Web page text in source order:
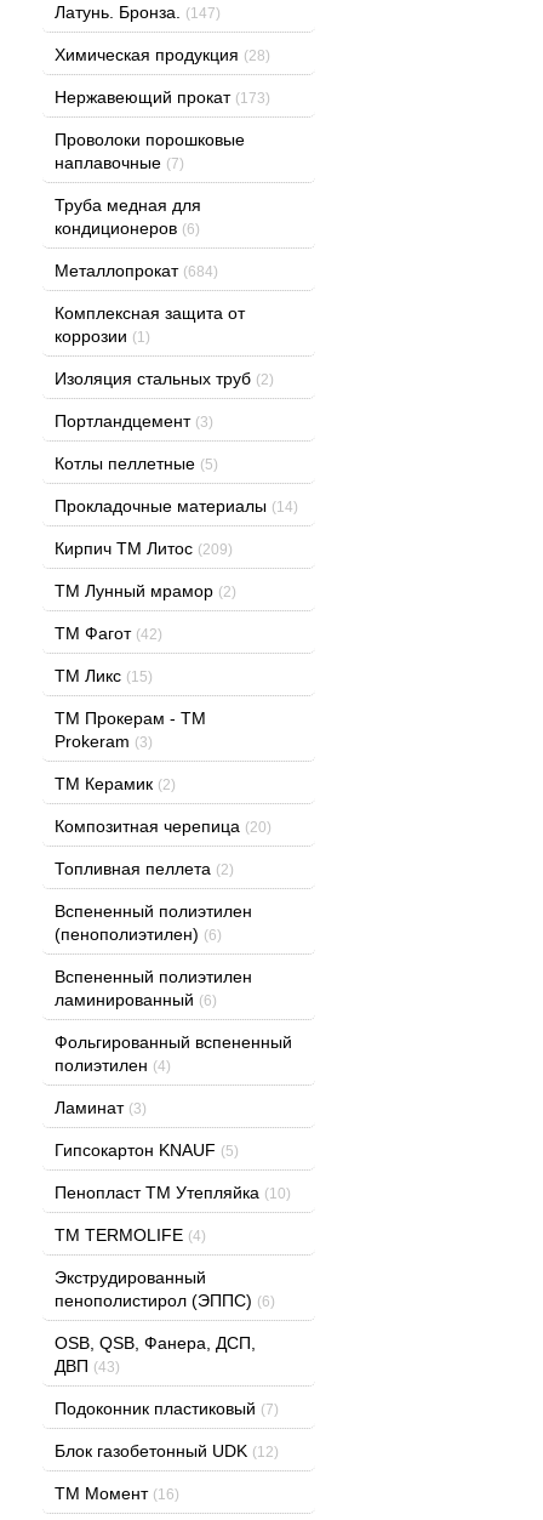
Латунь. Бронза. (147)
Химическая продукция (28)
Нержавеющий прокат (173)
Проволоки порошковые
наплавочные (7)
Труба медная для
кондиционеров (6)
Металлопрокат (684)
Комплексная защита от
коррозии (1)
Изоляция стальных труб (2)
Портландцемент (3)
Котлы пеллетные (5)
Прокладочные материалы (14)
Кирпич ТМ Литос (209)
ТМ Лунный мрамор (2)
ТМ Фагот (42)
ТМ Ликс (15)
TM Прокерам - ТМ
Prokeram (3)
ТМ Керамик (2)
Композитная черепица (20)
Топливная пеллета (2)
Вспененный полиэтилен
(пенополиэтилен) (6)
Вспененный полиэтилен
ламинированный (6)
Фольгированный вспененный
полиэтилен (4)
Ламинат (3)
Гипсокартон KNAUF (5)
Пенопласт ТМ Утепляйка (10)
TM TERMOLIFE (4)
Экструдированный
пенополистирол (ЭППС) (6)
OSB, QSB, Фанера, ДСП,
ДВП (43)
Подоконник пластиковый (7)
Блок газобетонный UDK (12)
ТМ Момент (16)